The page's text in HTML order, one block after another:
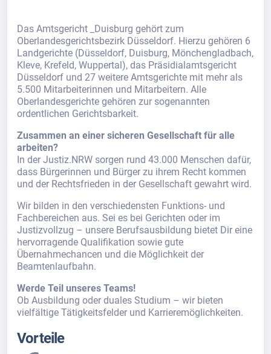
Das Amtsgericht _Duisburg gehört zum
Oberlandesgerichtsbezirk Düsseldorf. Hierzu gehören 6
Landgerichte (Düsseldorf, Duisburg, Mönchengladbach,
Kleve, Krefeld, Wuppertal), das Präsidialamtsgericht
Düsseldorf und 27 weitere Amtsgerichte mit mehr als
5.500 Mitarbeiterinnen und Mitarbeitern. Alle
Oberlandesgerichte gehören zur sogenannten
ordentlichen Gerichtsbarkeit.
Zusammen an einer sicheren Gesellschaft für alle
arbeiten?
In der Justiz.NRW sorgen rund 43.000 Menschen dafür,
dass Bürgerinnen und Bürger zu ihrem Recht kommen
und der Rechtsfrieden in der Gesellschaft gewahrt wird.
Wir bilden in den verschiedensten Funktions- und
Fachbereichen aus. Sei es bei Gerichten oder im
Justizvollzug – unsere Berufsausbildung bietet Dir eine
hervorragende Qualifikation sowie gute
Übernahmechancen und die Möglichkeit der
Beamtenlaufbahn.
Werde Teil unseres Teams!
Ob Ausbildung oder duales Studium – wir bieten
vielfältige Tätigkeitsfelder und Karrieremöglichkeiten.
Vorteile